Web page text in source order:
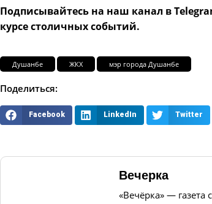
Подписывайтесь на наш канал в
курсе столичных событий.
Душанбе ЖКХ мэр города Душанбе
Поделиться:
Facebook LinkedIn Twitter
Вечерка
«Вечёрка» —